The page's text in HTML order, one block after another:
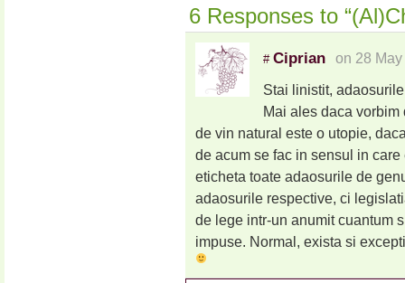
6 Responses to
# Ciprian on 28
Stai linistit,
Mai ales daca
de vin natural este o utopie,
de acum se fac in sensul in
eticheta toate adaosurile de
adaosurile respective, ci
de lege intr-un anumit cuantum
impuse. Normal, exista si